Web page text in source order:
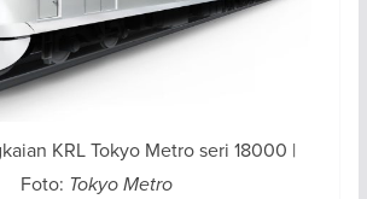
KRL Tokyo Metro seri 18000 |
Foto: Tokyo Metro